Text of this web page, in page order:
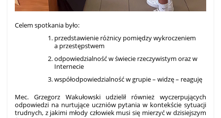
Celem spotkania było:
przedstawienie różnicy pomiędzy wykroczeniem
a przestępstwem
odpowiedzialność w świecie rzeczywistym oraz w
Internecie
współodpowiedzialność w grupie – widzę – reaguję
Mec. Grzegorz Wakułowski udzielił również wyczerpujących
odpowiedzi na nurtujące uczniów pytania w kontekście sytuacji
trudnych, z jakimi młody człowiek musi się mierzyć w dzisiejszym